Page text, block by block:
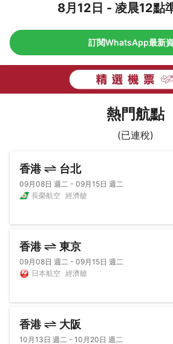
8月12日 - 凌晨12點
訂閱WhatsApp最新
熱門航點
(已連稅)
香港 台北
09月08日 週二 - 09月15日 週二
長榮航空 經濟艙
香港 東京
09月08日 週二 - 09月15日 週二
日本航空 經濟艙
香港 大阪
10月13日 週二 - 10月20日 週二